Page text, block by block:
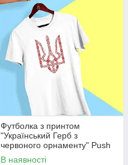
Футболка з принтом
"Український Герб з
червоного орнаменту" Push
IT
В наявності